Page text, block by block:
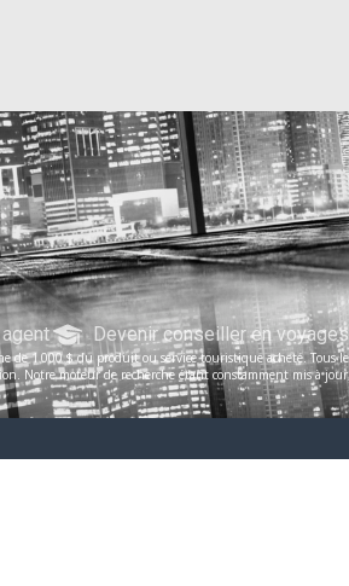
Devenir conseiller en voyages
1 000 $ du produit ou service touristique acheté. Tous
Notre moteur de recherche étant constamment mis à